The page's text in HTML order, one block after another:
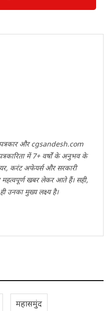
पत्रकार और cgsandesh.com
में 7+ वर्षों के अनुभव के
करंट अफेयर्स और सरकारी
खबर लेकर आते हैं। सही,
उनका मुख्य लक्ष्य है।
महासमुंद